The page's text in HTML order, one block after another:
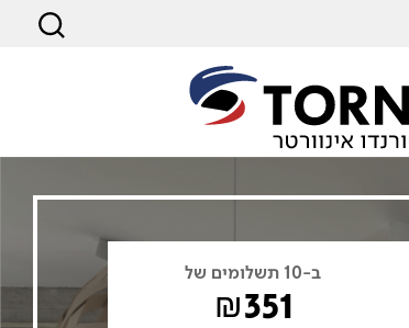
ב-10 תשלומים של
₪351